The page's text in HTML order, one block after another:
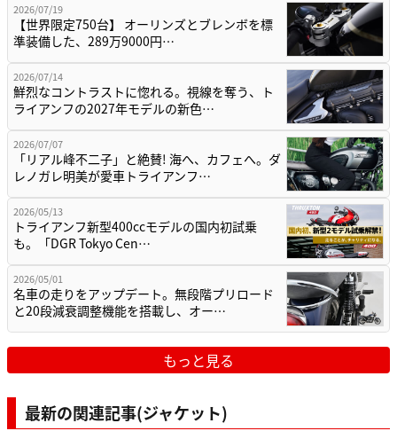
2026/07/19
【世界限定750台】 オーリンズとブレンボを標
準装備した、289万9000円…
2026/07/14
鮮烈なコントラストに惚れる。視線を奪う、ト
ライアンフの2027年モデルの新色…
2026/07/07
「リアル峰不二子」と絶賛! 海へ、カフェへ。ダ
レノガレ明美が愛車トライアンフ…
2026/05/13
トライアンフ新型400ccモデルの国内初試乗
も。「DGR Tokyo Cen…
2026/05/01
名車の走りをアップデート。無段階プリロード
と20段減衰調整機能を搭載し、オー…
もっと見る
最新の関連記事(ジャケット)